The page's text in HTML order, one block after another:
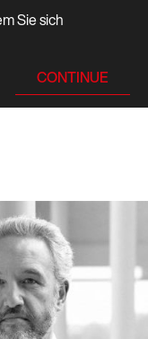
Sie sich
CONTINUE